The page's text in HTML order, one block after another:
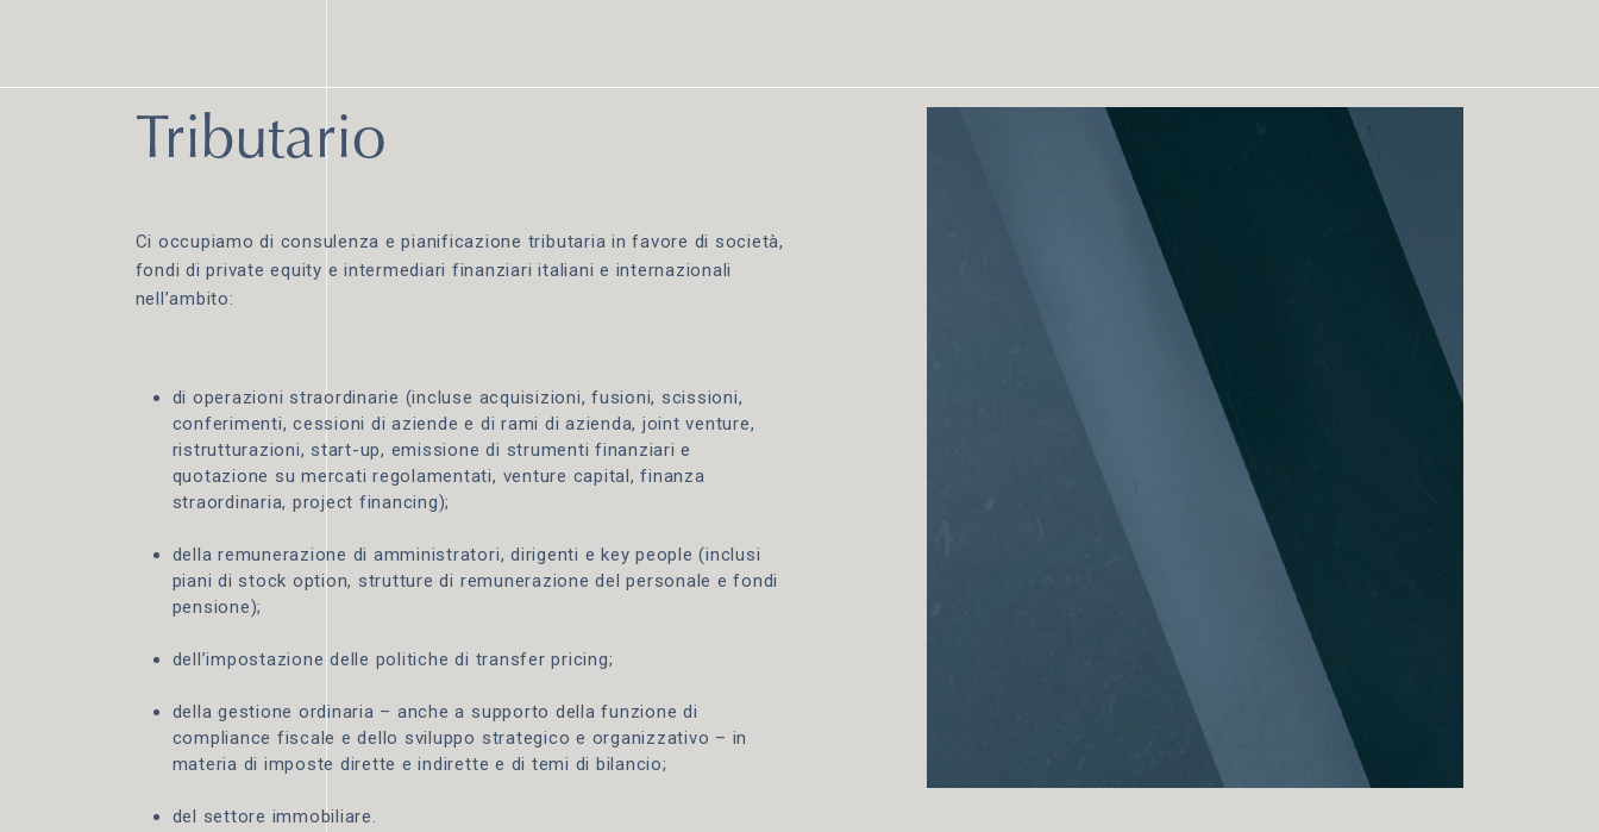
Tributario
Ci occupiamo di consulenza e pianificazione tributaria in favore di società,
fondi di private equity e intermediari finanziari italiani e internazionali
nell’ambito:
di operazioni straordinarie (incluse acquisizioni, fusioni, scissioni,
conferimenti, cessioni di aziende e di rami di azienda, joint venture,
ristrutturazioni, start-up, emissione di strumenti finanziari e
quotazione su mercati regolamentati, venture capital, finanza
straordinaria, project financing);
della remunerazione di amministratori, dirigenti e key people (inclusi
piani di stock option, strutture di remunerazione del personale e fondi
pensione);
dell’impostazione delle politiche di transfer pricing;
della gestione ordinaria – anche a supporto della funzione di
compliance fiscale e dello sviluppo strategico e organizzativo – in
materia di imposte dirette e indirette e di temi di bilancio;
del settore immobiliare.